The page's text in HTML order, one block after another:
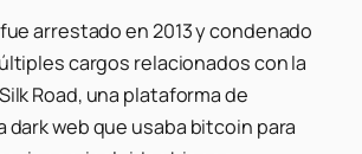
arrestado en 2013 y condenado
cargos relacionados con la
Road, una plataforma de
dark web que usaba bitcoin para